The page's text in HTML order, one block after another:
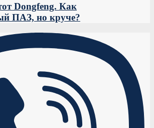
Dongfeng. Как
ПАЗ, но круче?